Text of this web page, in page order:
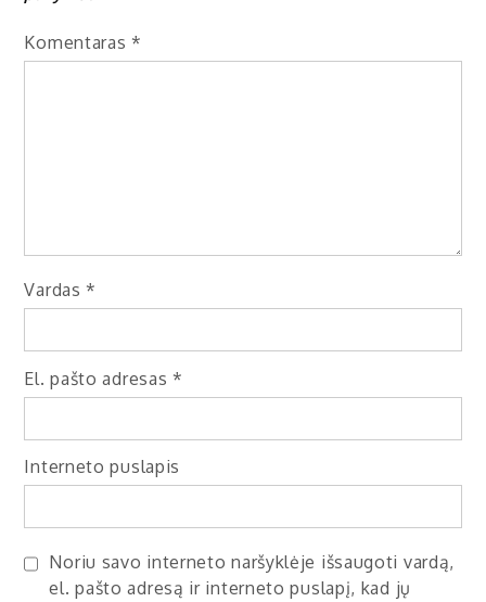
Komentaras *
Vardas *
El. pašto adresas *
Interneto puslapis
Noriu savo interneto naršyklėje išsaugoti vardą,
el. pašto adresą ir interneto puslapį, kad jų